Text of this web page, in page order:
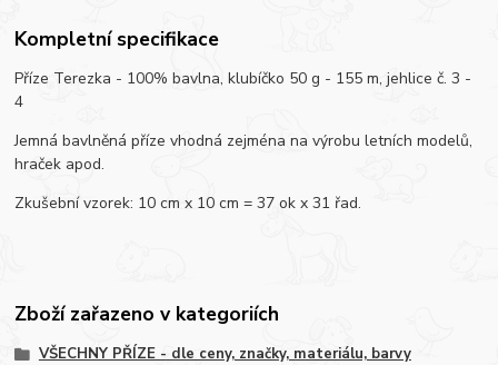
Kompletní specifikace
Příze Terezka - 100% bavlna, klubíčko 50 g - 155 m, jehlice č. 3 -
4
Jemná bavlněná příze vhodná zejména na výrobu letních modelů,
hraček apod.
Zkušební vzorek: 10 cm x 10 cm = 37 ok x 31 řad.
Zboží zařazeno v kategoriích
VŠECHNY PŘÍZE - dle ceny, značky, materiálu, barvy